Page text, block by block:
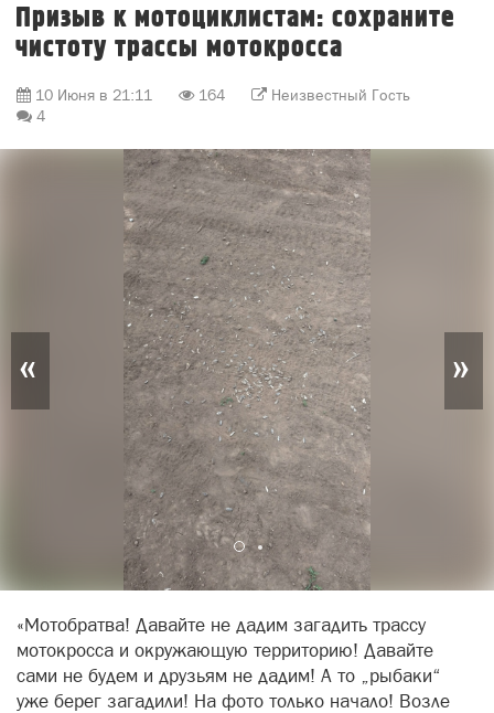
Призыв к мотоциклистам: сохраните
чистоту трассы мотокросса
10 Июня в 21:11 164
Неизвестный Гость
4
« »
«Мотобратва! Давайте не дадим загадить трассу
мотокросса и окружающую территорию! Давайте
сами не будем и друзьям не дадим! А то „рыбаки“
уже берег загадили! На фото только начало! Возле